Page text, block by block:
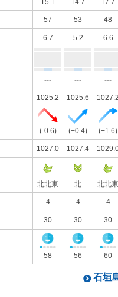
15.1 14.7 17.7
57 53 48
6.7 5.2 6.6
--- --- ---
1025.2 1025.6
(-0.6) (+0.4) (+1.6)
1027.0 1027.4
北北東 北 北北東
4 4 4
30 30 30
58 56 60
石垣